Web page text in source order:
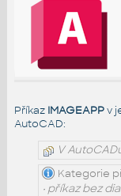
Příkaz IMAGEAPPv
AutoCAD:
V
Kategorie
• příkaz bez